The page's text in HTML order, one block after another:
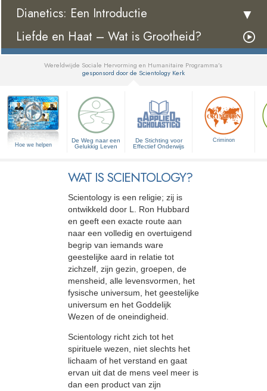
Dianetics: Een Introductie
Liefde en Haat – Wat is Grootheid?
Wereldwijde Sociale Hervorming en Humanitaire Programma’s
gesponsord door de Scientology Kerk
Hoe we helpen
De Weg naar een
Gelukkig Leven
De Stichting voor
Effectief Onderwijs
Criminon
WAT IS SCIENTOLOGY?
Scientology is een religie; zij is
ontwikkeld door L. Ron Hubbard
en geeft een exacte route aan
naar een volledig en overtuigend
begrip van iemands ware
geestelijke aard in relatie tot
zichzelf, zijn gezin, groepen, de
mensheid, alle levensvormen, het
fysische universum, het geestelijke
universum en het Goddelijk
Wezen of de oneindigheid.
Scientology richt zich tot het
spirituele wezen, niet slechts het
lichaam of het verstand en gaat
ervan uit dat de mens veel meer is
dan een product van zijn